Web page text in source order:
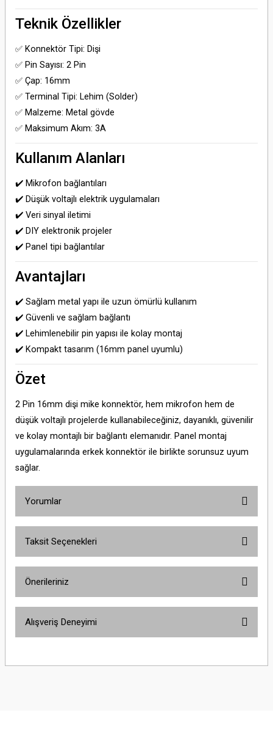
Teknik Özellikler
✅ Konnektör Tipi: Dişi
✅ Pin Sayısı: 2 Pin
✅ Çap: 16mm
✅ Terminal Tipi: Lehim (Solder)
✅ Malzeme: Metal gövde
✅ Maksimum Akım: 3A
Kullanım Alanları
✔️ Mikrofon bağlantıları
✔️ Düşük voltajlı elektrik uygulamaları
✔️ Veri sinyal iletimi
✔️ DIY elektronik projeler
✔️ Panel tipi bağlantılar
Avantajları
✔️ Sağlam metal yapı ile uzun ömürlü kullanım
✔️ Güvenli ve sağlam bağlantı
✔️ Lehimlenebilir pin yapısı ile kolay montaj
✔️ Kompakt tasarım (16mm panel uyumlu)
Özet
2 Pin 16mm dişi mike konnektör, hem mikrofon hem de
düşük voltajlı projelerde kullanabileceğiniz, dayanıklı, güvenilir
ve kolay montajlı bir bağlantı elemanıdır. Panel montaj
uygulamalarında erkek konnektör ile birlikte sorunsuz uyum
sağlar.
Yorumlar
Taksit Seçenekleri
Önerileriniz
yetersiz gördüğünüz noktaları öneri formunu kullanarak tarafımıza
Alışveriş Deneyimi